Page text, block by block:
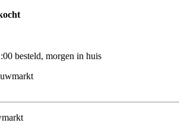
besteld, morgen in huis